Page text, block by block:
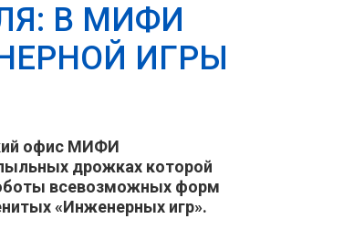
В МИФИ
ИГРЫ
офис МИФИ
дрожках которой
всевозможных форм
«Инженерных игр».